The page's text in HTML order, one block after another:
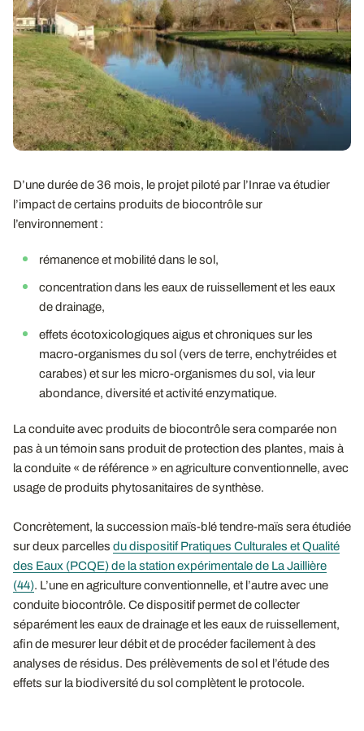
D’une durée de 36 mois, le projet piloté par l’Inrae va étudier
l’impact de certains produits de biocontrôle sur
l’environnement :
rémanence et mobilité dans le sol,
concentration dans les eaux de ruissellement et les eaux
de drainage,
effets écotoxicologiques aigus et chroniques sur les
macro-organismes du sol (vers de terre, enchytréides et
carabes) et sur les micro-organismes du sol, via leur
abondance, diversité et activité enzymatique.
La conduite avec produits de biocontrôle sera comparée non
pas à un témoin sans produit de protection des plantes, mais à
la conduite « de référence » en agriculture conventionnelle, avec
usage de produits phytosanitaires de synthèse.
Concrètement, la succession maïs-blé tendre-maïs sera étudiée
sur deux parcelles du dispositif Pratiques Culturales et Qualité
des Eaux (PCQE) de la station expérimentale de La Jaillière
(44). L’une en agriculture conventionnelle, et l’autre avec une
conduite biocontrôle. Ce dispositif permet de collecter
séparément les eaux de drainage et les eaux de ruissellement,
afin de mesurer leur débit et de procéder facilement à des
analyses de résidus. Des prélèvements de sol et l’étude des
effets sur la biodiversité du sol complètent le protocole.